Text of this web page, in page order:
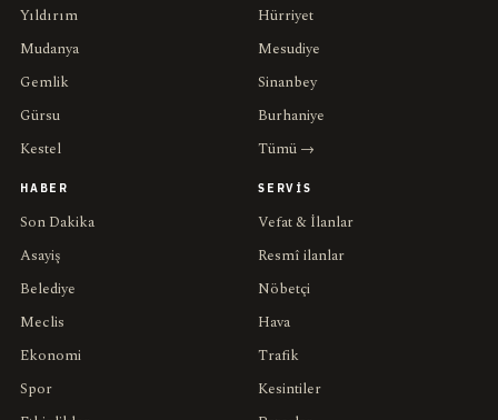
Yıldırım
Mudanya
Gemlik
Gürsu
Kestel
Hürriyet
Mesudiye
Sinanbey
Burhaniye
Tümü →
HABER
Son Dakika
Asayiş
Belediye
Meclis
Ekonomi
Spor
SERVIS
Vefat & İlanlar
Resmî ilanlar
Nöbetçi
Hava
Trafik
Kesintiler